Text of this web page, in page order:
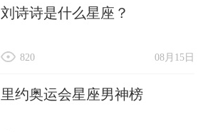
刘诗诗是什么星座？
08月15日
820
里约奥运会星座男神榜